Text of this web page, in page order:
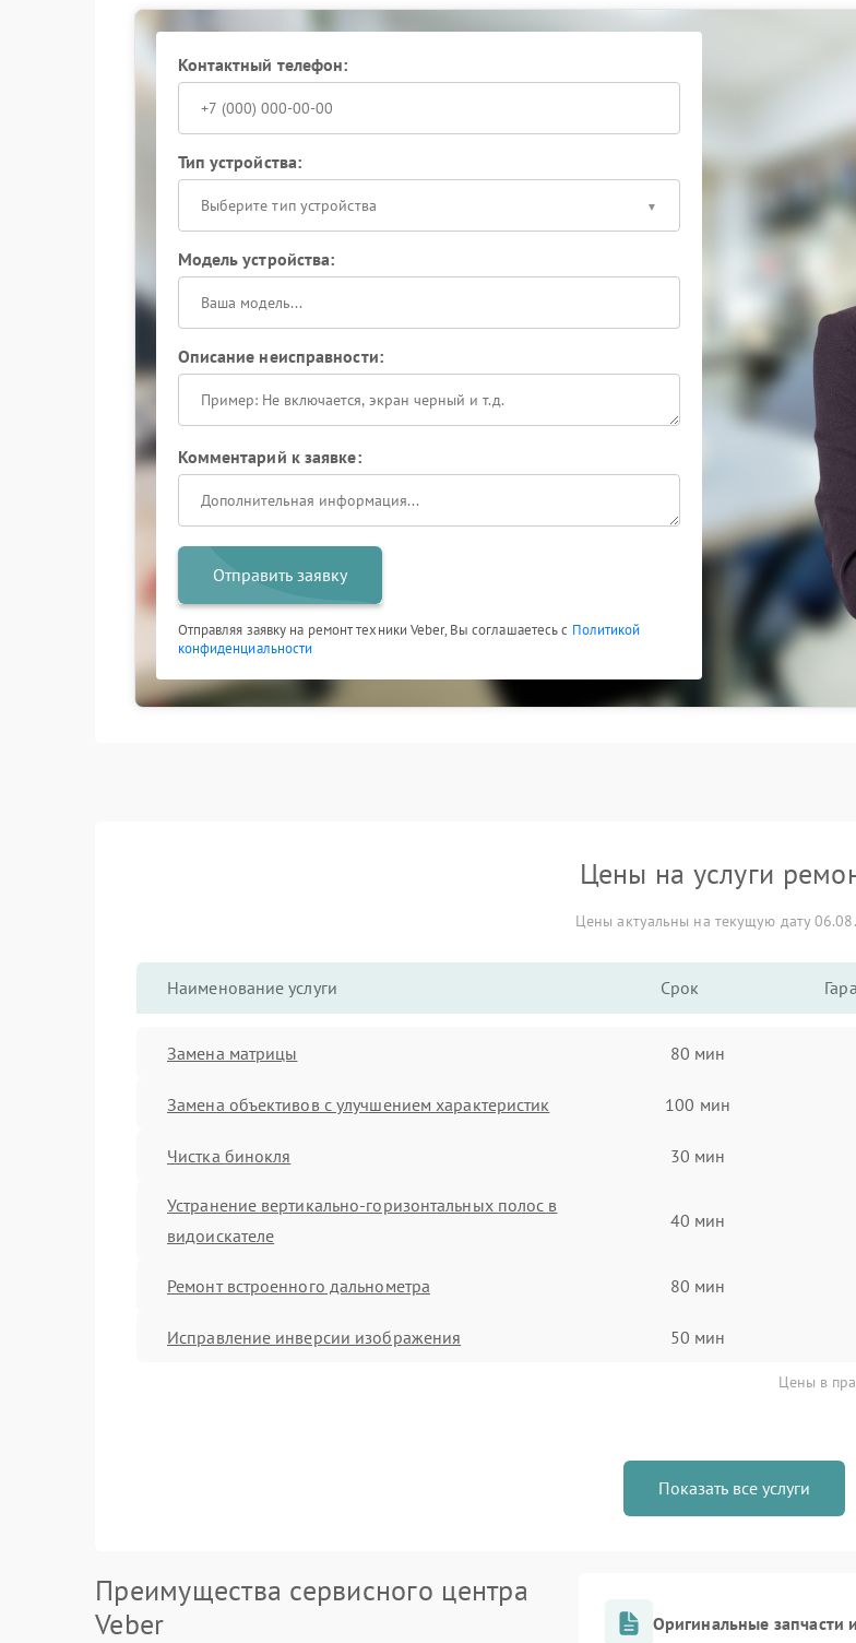
Контактный телефон:
Тип устройства:
Выберите тип устройства
Модель устройства:
Описание неисправности:
Комментарий к заявке:
Отправить заявку
Отправляя заявку на ремонт техники Veber, Вы соглашаетесь с Политикой
конфиденциальности
Цены на услуги
Цены актуальны на текущую дату
Наименование услуги Срок
Замена матрицы 80 мин
Замена объективов с улучшением характеристик 100 мин
Чистка бинокля 30 мин
Устранение вертикально-горизонтальных полос в
видоискателе
40 мин
Ремонт встроенного дальнометра 80 мин
Исправление инверсии изображения 50 мин
Цены в
Показать все услуги
Преимущества сервисного центра
Veber
Оригинальные запчасти